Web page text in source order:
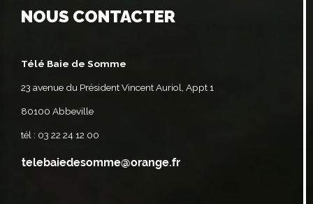
NOUS CONTACTER
Télé Baie de Somme
23 avenue du Président Vincent Auriol, Appt 1
80100 Abbeville
tél : 03 22 24 12 00